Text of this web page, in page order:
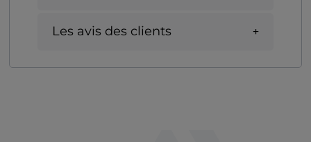
Les avis des clients